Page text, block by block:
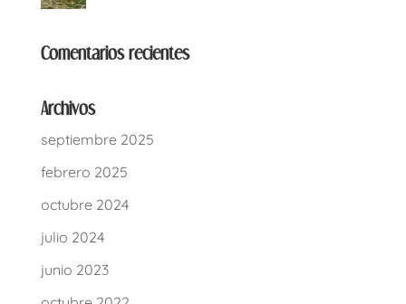
Comentarios recientes
Archivos
septiembre 2025
febrero 2025
octubre 2024
julio 2024
junio 2023